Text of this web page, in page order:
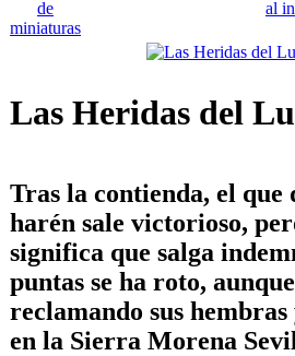
Las Heridas del
Tras la contienda, el que
harén sale victorioso,
significa que salga
puntas se ha roto,
reclamando sus
en la Sierra Morena